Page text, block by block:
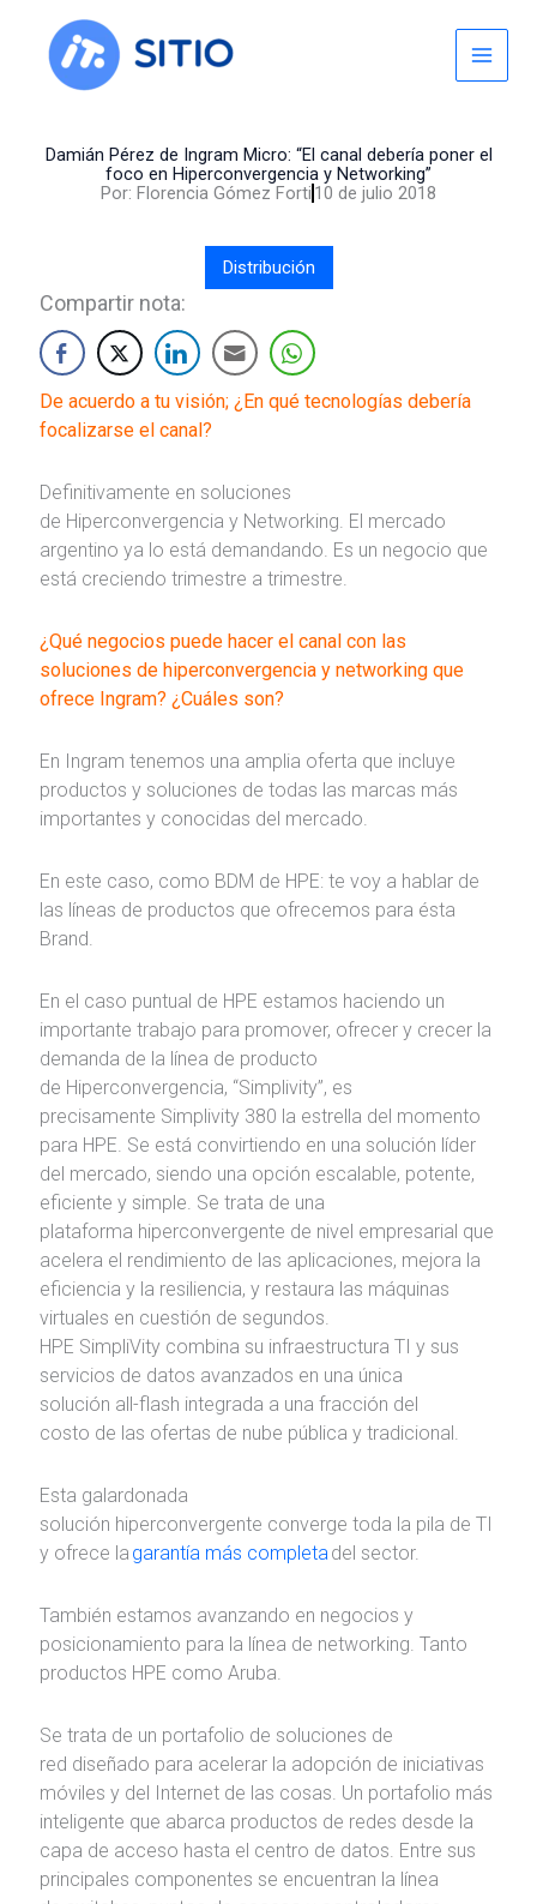
content
Damián Pérez de Ingram Micro: “El canal debería poner el
foco en Hiperconvergencia y Networking”
Por: Florencia Gómez Forti 10 de julio 2018
Distribución
Compartir nota:
De acuerdo a tu visión; ¿En qué tecnologías debería
focalizarse el canal?
Definitivamente en soluciones
de Hiperconvergencia y Networking. El mercado
argentino ya lo está demandando. Es un negocio que
está creciendo trimestre a trimestre.
¿Qué negocios puede hacer el canal con las
soluciones de hiperconvergenciay networkingque
ofrece Ingram? ¿Cuáles son?
En Ingram tenemos una amplia oferta que incluye
productos y soluciones de todas las marcas más
importantes y conocidas del mercado.
En este caso, como BDM de HPE: te voy a hablar de
las líneas de productos que ofrecemos para ésta
Brand.
En el caso puntual de HPE estamos haciendo un
importante trabajo para promover, ofrecer y crecer la
demanda de la línea de producto
de Hiperconvergencia, “Simplivity”, es
precisamente Simplivity 380 la estrella del momento
para HPE. Se está convirtiendo en una solución líder
del mercado, siendo una opción escalable, potente,
eficiente y simple. Se trata de una
plataforma hiperconvergente de nivel empresarial que
acelera el rendimiento de las aplicaciones, mejora la
eficiencia y la resiliencia, y restaura las máquinas
virtuales en cuestión de segundos.
HPE SimpliVity combina su infraestructura TI y sus
servicios de datos avanzados en una única
solución all-flash integrada a una fracción del
costo de las ofertas de nube pública y tradicional.
Esta galardonada
solución hiperconvergente converge toda la pila de TI
y ofrece la garantía más completadel sector.
También estamos avanzando en negocios y
posicionamiento para la línea de networking. Tanto
productos HPE como Aruba.
Se trata de un portafolio de soluciones de
red diseñado para acelerar la adopción de iniciativas
móviles y del Internet de las cosas. Un portafolio más
inteligente que abarca productos de redes desde la
capa de acceso hasta el centro de datos. Entre sus
principales componentes se encuentran la línea